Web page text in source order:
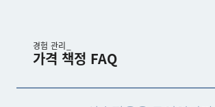
경험 관리_
가격 책정 FAQ